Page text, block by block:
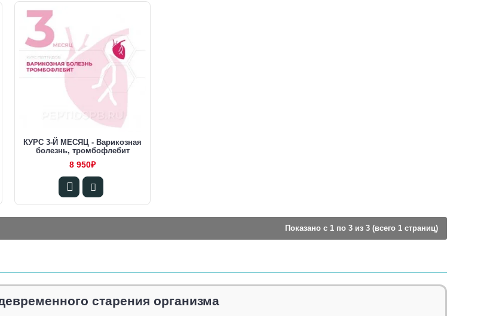
КУРС 3-Й МЕСЯЦ - Варикозная
болезнь, тромбофлебит
8 950₽
Показано с 1 по 3 из 3 (всего 1 страниц)
старения организма